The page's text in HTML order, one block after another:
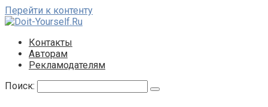
Перейти к контенту
Контакты
Авторам
Рекламодателям
Поиск: